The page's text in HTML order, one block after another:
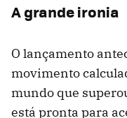
A grande ironia
O lançamento
movimento
mundo que
está pronta para